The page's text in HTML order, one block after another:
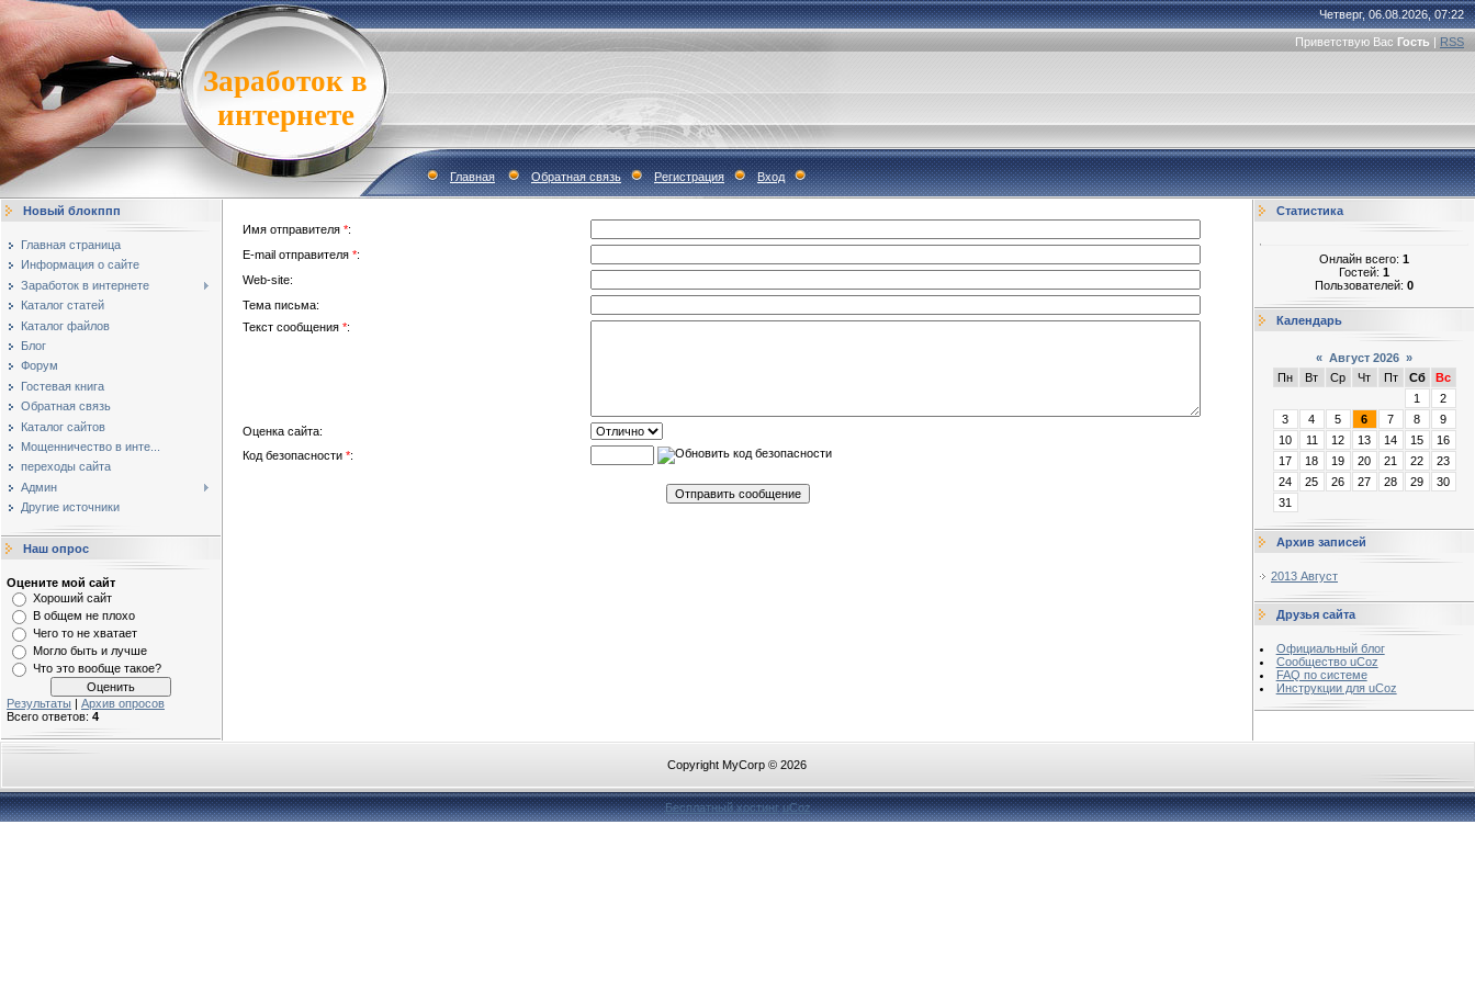
Заработок в
интернете
Четверг, 06.08.2026, 07:22
Приветствую Вас Гость | RSS
Главная Обратная связь Регистрация Вход
Новый блокппп
Главная страница
Информация о сайте
Заработок в интернете
Каталог статей
Каталог файлов
Блог
Форум
Гостевая книга
Обратная связь
Каталог сайтов
Мощенничество в инте...
переходы сайта
Админ
Другие источники
Наш опрос
Оцените мой сайт
Хороший сайт
В общем не плохо
Чего то не хватает
Могло быть и лучше
Что это вообще такое?
Результаты | Архив опросов
Всего ответов: 4
Имя отправителя *:
E-mail отправителя *:
Web-site:
Тема письма:
Текст сообщения *:
Оценка сайта:
Код безопасности *:
Статистика
Онлайн всего: 1
Гостей: 1
Пользователей: 0
Календарь
« Август 2026 »
Пн
Вт Ср Чт Пт Сб
Вс
1
2
3
4 5 6 7 8
9
10
11 12 13 14 15
16
17
18 19 20 21 22
23
24
25 26 27 28 29
30
31
Архив записей
2013 Август
Друзья сайта
Официальный блог
Сообщество uCoz
FAQ по системе
Инструкции для uCoz
Copyright MyCorp © 2026
Бесплатный хостинг uCoz